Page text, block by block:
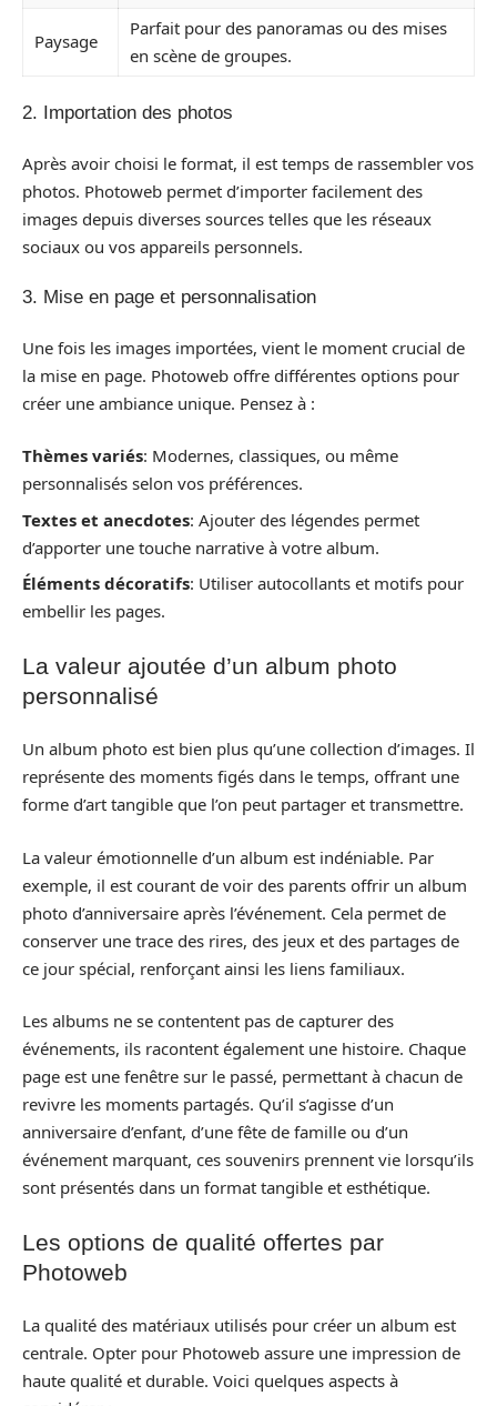
Paysage
Parfait pour des panoramas ou des mises
en scène de groupes.
2. Importation des photos
Après avoir choisi le format, il est temps de rassembler vos
photos. Photoweb permet d’importer facilement des
images depuis diverses sources telles que les réseaux
sociaux ou vos appareils personnels.
3. Mise en page et personnalisation
Une fois les images importées, vient le moment crucial de
la mise en page. Photoweb offre différentes options pour
créer une ambiance unique. Pensez à :
Thèmes variés: Modernes, classiques, ou même
personnalisés selon vos préférences.
Textes et anecdotes: Ajouter des légendes permet
d’apporter une touche narrative à votre album.
Éléments décoratifs: Utiliser autocollants et motifs pour
embellir les pages.
La valeur ajoutée d’un album photo
personnalisé
Un album photo est bien plus qu’une collection d’images. Il
représente des moments figés dans le temps, offrant une
forme d’art tangible que l’on peut partager et transmettre.
La valeur émotionnelle d’un album est indéniable. Par
exemple, il est courant de voir des parents offrir un album
photo d’anniversaire après l’événement. Cela permet de
conserver une trace des rires, des jeux et des partages de
ce jour spécial, renforçant ainsi les liens familiaux.
Les albums ne se contentent pas de capturer des
événements, ils racontent également une histoire. Chaque
page est une fenêtre sur le passé, permettant à chacun de
revivre les moments partagés. Qu’il s’agisse d’un
anniversaire d’enfant, d’une fête de famille ou d’un
événement marquant, ces souvenirs prennent vie lorsqu’ils
sont présentés dans un format tangible et esthétique.
Les options de qualité offertes par
Photoweb
La qualité des matériaux utilisés pour créer un album est
centrale. Opter pour Photoweb assure une impression de
haute qualité et durable. Voici quelques aspects à